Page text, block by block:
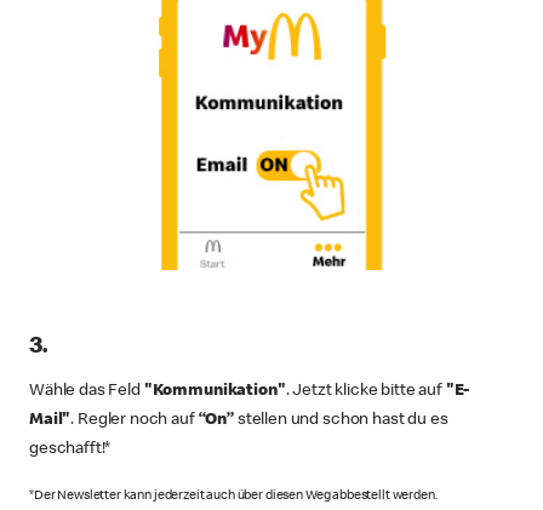
3.
Wähle das Feld "Kommunikation". Jetzt klicke bitte auf "E-
Mail". Regler noch auf “On”stellen und schon hast du es
geschafft!*
*Der Newsletter kann jederzeit auch über diesen Weg abbestellt werden.